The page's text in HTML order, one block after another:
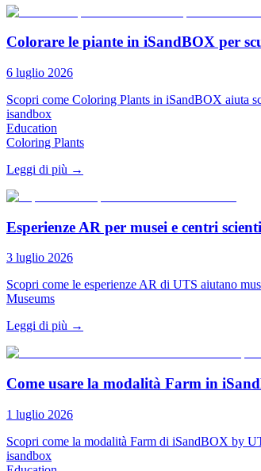
Colorare le piante in iSandBOX per
6 luglio 2026
Scopri come Coloring Plants in iSandBOX aiuta
isandbox
Education
Coloring Plants
Leggi di più →
Esperienze AR per musei e centri
3 luglio 2026
Scopri come le esperienze AR di UTS aiutano
Museums
Leggi di più →
Come usare la modalità Farm in
1 luglio 2026
Scopri come la modalità Farm di iSandBOX by
isandbox